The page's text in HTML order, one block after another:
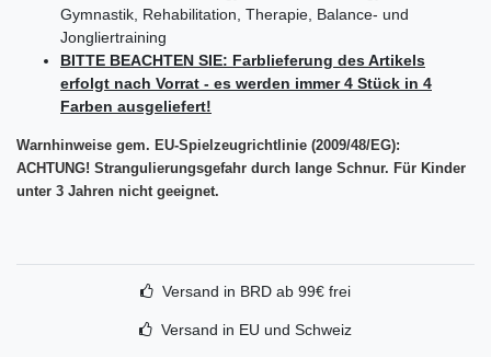
Gymnastik, Rehabilitation, Therapie, Balance- und
Jongliertraining
BITTE BEACHTEN SIE: Farblieferung des Artikels
erfolgt nach Vorrat - es werden immer 4 Stück in 4
Farben ausgeliefert!
Warnhinweise gem. EU-Spielzeugrichtlinie (2009/48/EG):
ACHTUNG! Strangulierungsgefahr durch lange Schnur. Für Kinder
unter 3 Jahren nicht geeignet.
Versand in BRD ab 99€ frei
Versand in EU und Schweiz